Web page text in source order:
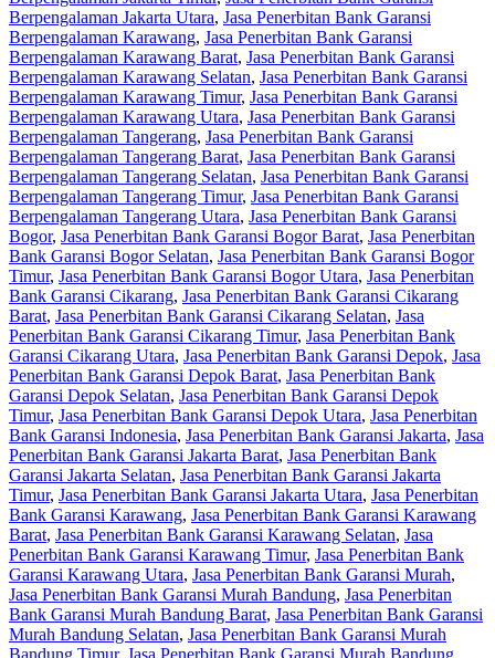
Berpengalaman Jakarta Utara, Jasa Penerbitan Bank Garansi
Berpengalaman Karawang, Jasa Penerbitan Bank Garansi
Berpengalaman Karawang Barat, Jasa Penerbitan Bank Garansi
Berpengalaman Karawang Selatan, Jasa Penerbitan Bank Garansi
Berpengalaman Karawang Timur, Jasa Penerbitan Bank Garansi
Berpengalaman Karawang Utara, Jasa Penerbitan Bank Garansi
Berpengalaman Tangerang, Jasa Penerbitan Bank Garansi
Berpengalaman Tangerang Barat, Jasa Penerbitan Bank Garansi
Berpengalaman Tangerang Selatan, Jasa Penerbitan Bank Garansi
Berpengalaman Tangerang Timur, Jasa Penerbitan Bank Garansi
Berpengalaman Tangerang Utara, Jasa Penerbitan Bank Garansi
Bogor, Jasa Penerbitan Bank Garansi Bogor Barat, Jasa Penerbitan
Bank Garansi Bogor Selatan, Jasa Penerbitan Bank Garansi Bogor
Timur, Jasa Penerbitan Bank Garansi Bogor Utara, Jasa Penerbitan
Bank Garansi Cikarang, Jasa Penerbitan Bank Garansi Cikarang
Barat, Jasa Penerbitan Bank Garansi Cikarang Selatan, Jasa
Penerbitan Bank Garansi Cikarang Timur, Jasa Penerbitan Bank
Garansi Cikarang Utara, Jasa Penerbitan Bank Garansi Depok, Jasa
Penerbitan Bank Garansi Depok Barat, Jasa Penerbitan Bank
Garansi Depok Selatan, Jasa Penerbitan Bank Garansi Depok
Timur, Jasa Penerbitan Bank Garansi Depok Utara, Jasa Penerbitan
Bank Garansi Indonesia, Jasa Penerbitan Bank Garansi Jakarta, Jasa
Penerbitan Bank Garansi Jakarta Barat, Jasa Penerbitan Bank
Garansi Jakarta Selatan, Jasa Penerbitan Bank Garansi Jakarta
Timur, Jasa Penerbitan Bank Garansi Jakarta Utara, Jasa Penerbitan
Bank Garansi Karawang, Jasa Penerbitan Bank Garansi Karawang
Barat, Jasa Penerbitan Bank Garansi Karawang Selatan, Jasa
Penerbitan Bank Garansi Karawang Timur, Jasa Penerbitan Bank
Garansi Karawang Utara, Jasa Penerbitan Bank Garansi Murah,
Jasa Penerbitan Bank Garansi Murah Bandung, Jasa Penerbitan
Bank Garansi Murah Bandung Barat, Jasa Penerbitan Bank Garansi
Murah Bandung Selatan, Jasa Penerbitan Bank Garansi Murah